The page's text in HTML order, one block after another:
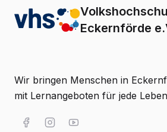
Eckernförde
Wir bringen Menschen in
mit Lernangeboten für jede